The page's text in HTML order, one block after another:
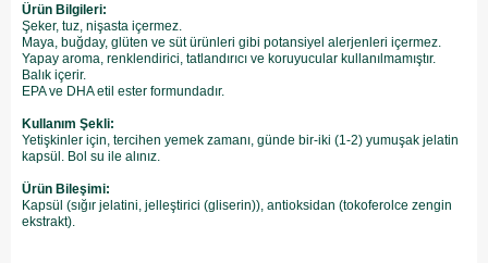
Ürün Bilgileri:
Şeker, tuz, nişasta içermez.
Maya, buğday, glüten ve süt ürünleri gibi potansiyel alerjenleri içermez.
Yapay aroma, renklendirici, tatlandırıcı ve koruyucular kullanılmamıştır.
Balık içerir.
EPA ve DHA etil ester formundadır.
Kullanım Şekli:
Yetişkinler için, tercihen yemek zamanı, günde bir-iki (1-2) yumuşak jelatin
kapsül. Bol su ile alınız.
Ürün Bileşimi:
Kapsül (sığır jelatini, jelleştirici (gliserin)), antioksidan (tokoferolce zengin
ekstrakt).